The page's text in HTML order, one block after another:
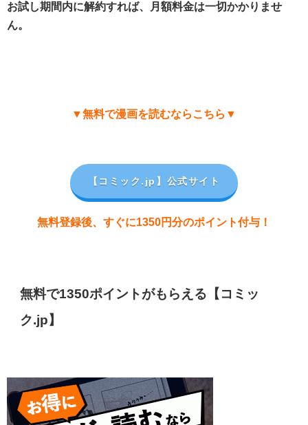
お試し期間内に解約すれば、月額料金は一切かかりませ
ん。
▼無料で漫画を読むならこちら▼
【コミック.jp 】公式サイト
無料登録後、すぐに1350円分のポイント付与！
無料で1350ポイントがもらえる【コミッ
ク.jp】